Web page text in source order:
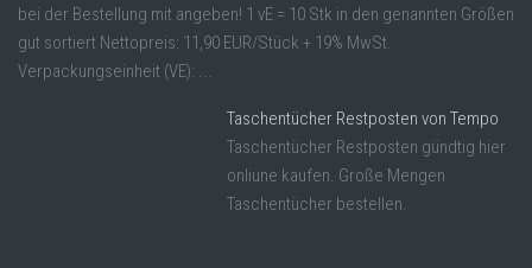
bei der Bestellung mit angeben! 1 vE = 10 Stk in den genannten Größen
gut sortiert Nettopreis: 11,90 EUR/Stück + 19% MwSt.
Verpackungseinheit (VE): ...
Taschentücher Restposten von Tempo
Taschentücher Restposten gündtig hier
onliune kaufen. Große Mengen
Taschentücher bestellen.